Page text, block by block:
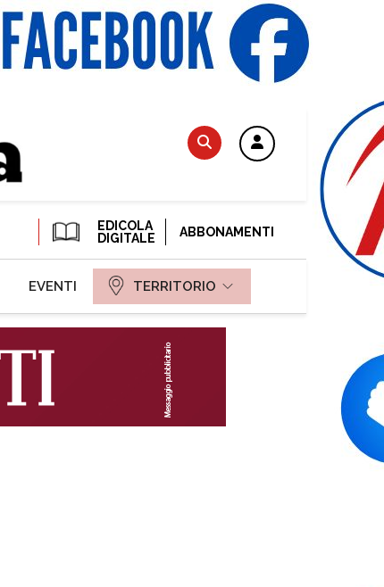
EDICOLA
DIGITALE
ABBONAMENTI
EVENTI TERRITORIO